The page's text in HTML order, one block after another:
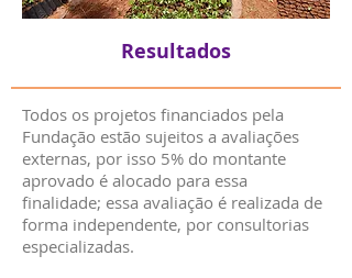
Resultados
Todos os projetos financiados pela
Fundação estão sujeitos a avaliações
externas, por isso 5% do montante
aprovado é alocado para essa
finalidade; essa avaliação é realizada de
forma independente, por consultorias
especializadas.